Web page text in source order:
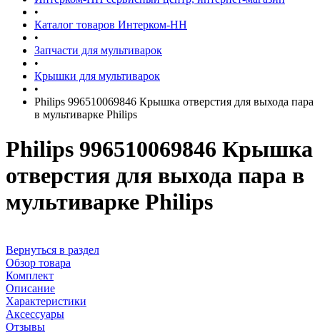
•
Каталог товаров Интерком-НН
•
Запчасти для мультиварок
•
Крышки для мультиварок
•
Philips 996510069846 Крышка отверстия для выхода пара
в мультиварке Philips
Philips 996510069846 Крышка
отверстия для выхода пара в
мультиварке Philips
Вернуться в раздел
Обзор товара
Комплект
Описание
Характеристики
Аксессуары
Отзывы